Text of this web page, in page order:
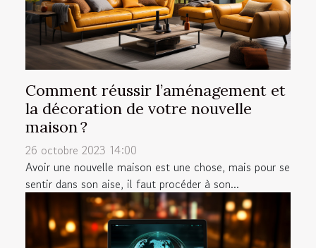
Comment réussir l’aménagement et
la décoration de votre nouvelle
maison ?
26 octobre 2023 14:00
Avoir une nouvelle maison est une chose, mais pour se
sentir dans son aise, il faut procéder à son...